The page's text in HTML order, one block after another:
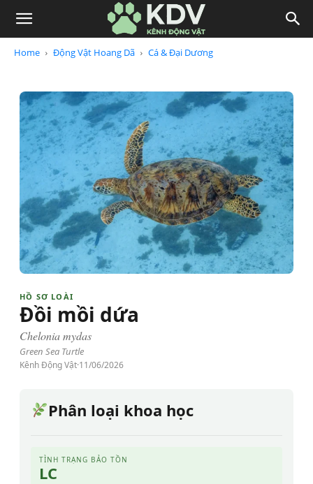
Home Động Vật Hoang Dã Cá & Đại Dương
HỒ SƠ LOÀI
Đồi mồi dứa
Chelonia mydas
Green Sea Turtle
Kênh Động Vật·11/06/2026
Phân loại khoa học
TÌNH TRẠNG BẢO TỒN
LC